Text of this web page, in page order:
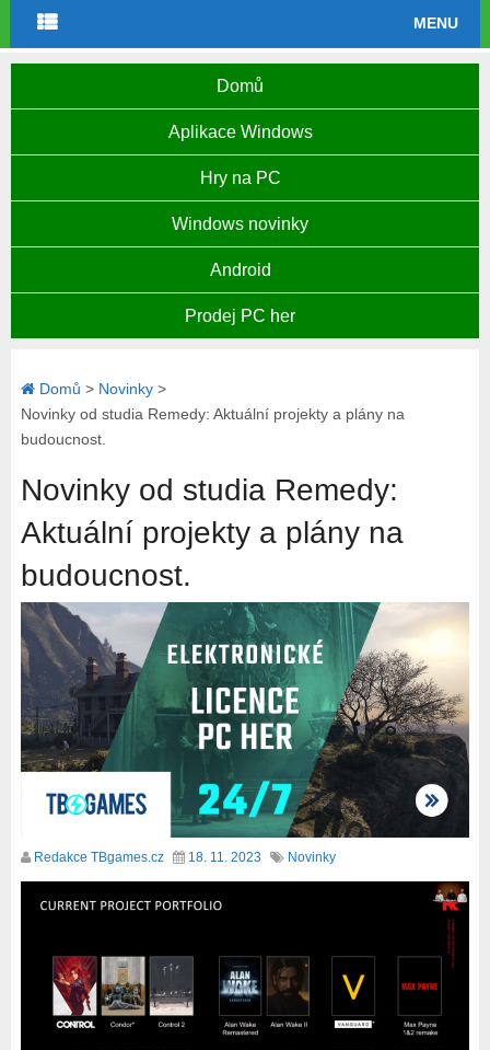
MENU
Domů
Aplikace Windows
Hry na PC
Windows novinky
Android
Prodej PC her
Domů > Novinky>
Novinky od studia Remedy: Aktuální projekty a plány na
budoucnost.
Novinky od studia Remedy:
Aktuální projekty a plány na
budoucnost.
Redakce TBgames.cz 18. 11. 2023 Novinky